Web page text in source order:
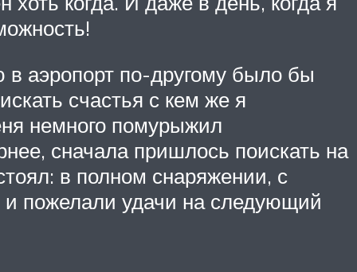
аэропорт по-другому было бы
счастья с кем же я
немного помурыжил
сначала пришлось поискать на
в полном снаряжении, с
пожелали удачи на следующий